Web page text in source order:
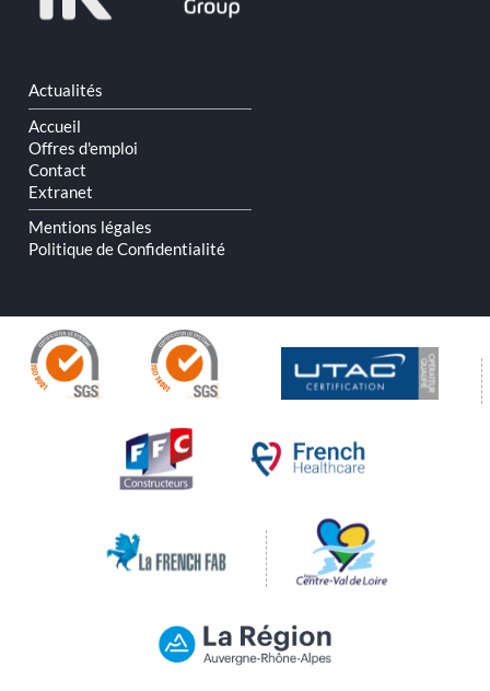
Aller
au
contenu
Actualités
Accueil
Offres d'emploi
Contact
Extranet
Mentions légales
Politique de Confidentialité